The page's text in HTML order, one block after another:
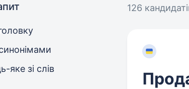
яке зі слів
126